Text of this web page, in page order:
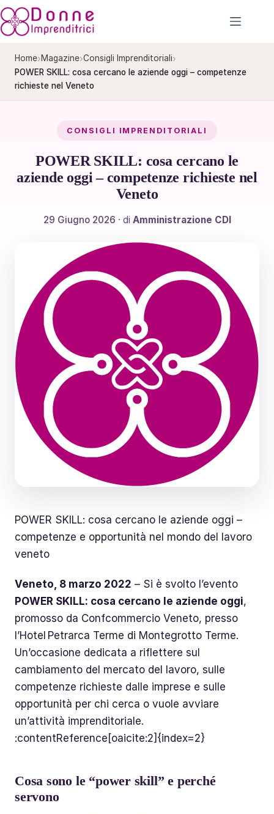
Salta
al
Home›Magazine›Consigli Imprenditoriali›
POWER SKILL: cosa cercano le aziende oggi – competenze
richieste nel Veneto
CONSIGLI IMPRENDITORIALI
POWER SKILL: cosa cercano le
aziende oggi – competenze richieste nel
Veneto
29 Giugno 2026 · di Amministrazione CDI
POWER SKILL: cosa cercano le aziende oggi –
competenze e opportunità nel mondo del lavoro
veneto
Veneto, 8 marzo 2022 – Si è svolto l’evento
POWER SKILL: cosa cercano le aziende oggi,
promosso da Confcommercio Veneto, presso
l’Hotel Petrarca Terme di Montegrotto Terme.
Un’occasione dedicata a riflettere sul
cambiamento del mercato del lavoro, sulle
competenze richieste dalle imprese e sulle
opportunità per chi cerca o vuole avviare
un’attività imprenditoriale.
:contentReference[oaicite:2]{index=2}
Cosa sono le “power skill” e perché
servono